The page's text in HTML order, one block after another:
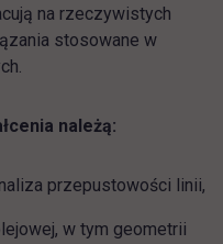
na rzeczywistych
stosowane w
należą:
przepustowości linii,
w tym geometrii